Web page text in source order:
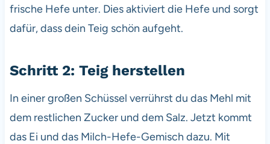
frische Hefe unter. Dies aktiviert die Hefe und sorgt
dafür, dass dein Teig schön aufgeht.
Schritt 2: Teig herstellen
In einer großen Schüssel verrührst du das Mehl mit
dem restlichen Zucker und dem Salz. Jetzt kommt
das Ei und das Milch-Hefe-Gemisch dazu. Mit